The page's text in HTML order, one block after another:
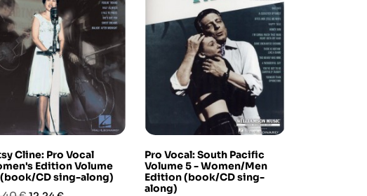
Cline: Pro Vocal
Edition Volume
CD sing-along)
Pro Vocal: South Pacific
Volume 5 - Women/Men
Edition (book/CD sing-
along)